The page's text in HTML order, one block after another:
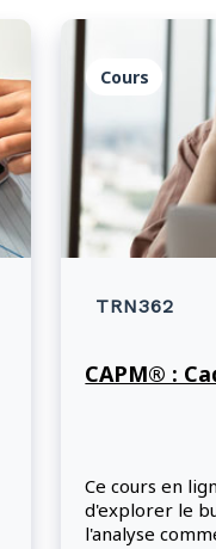
Cours
TRN362
CAPM® :
Ce cours en
d'explorer le
l'analyse